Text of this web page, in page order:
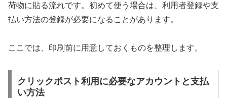
荷物に貼る流れです。初めて使う場合は、利用者登録や支
払い方法の登録が必要になることがあります。
ここでは、印刷前に用意しておくものを整理します。
クリックポスト利用に必要なアカウントと支払
い方法